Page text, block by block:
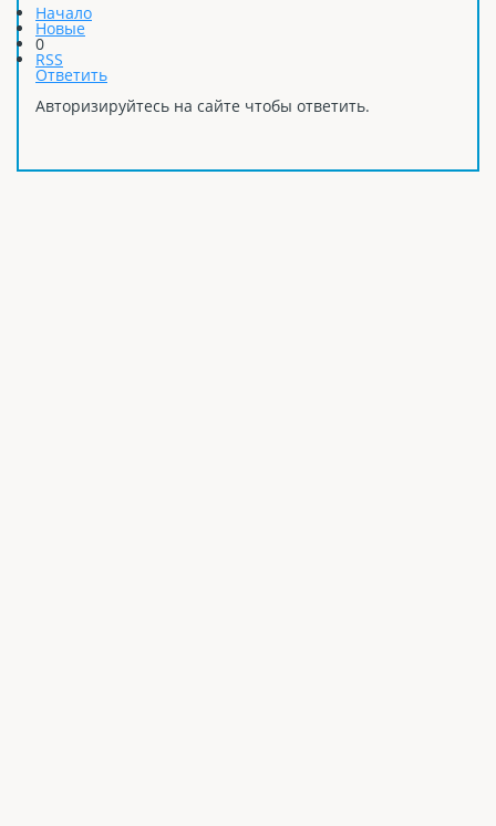
Начало
Новые
0
RSS
Ответить
Авторизируйтесь на сайте чтобы ответить.